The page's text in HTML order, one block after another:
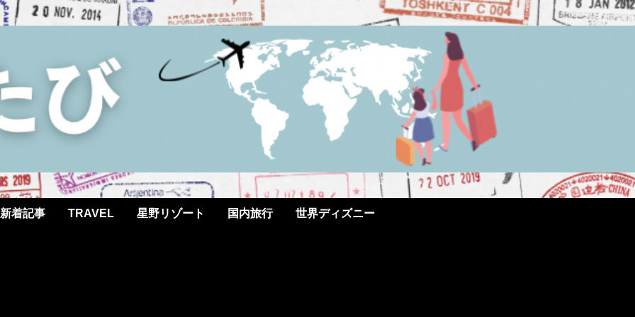
新着記事 TRAVEL 星野リゾート 国内旅行 世界ディズニー